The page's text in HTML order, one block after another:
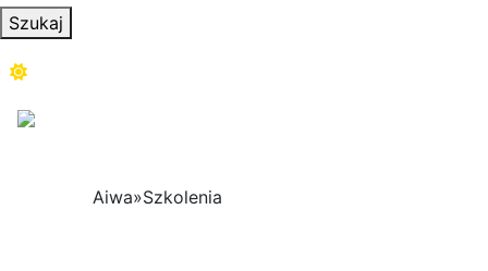
Szukaj
Aiwa»Szkolenia